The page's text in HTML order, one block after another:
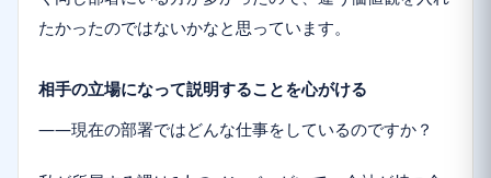
たかったのではないかなと思っています。
相手の立場になって説明することを心がける
――現在の部署ではどんな仕事をしているのですか？